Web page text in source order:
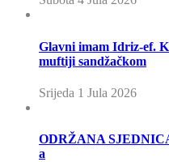
Glavni imam Idriz-ef.
muftiji sandžačkom
Srijeda 1 Jula 2026
ODRŽANA
a